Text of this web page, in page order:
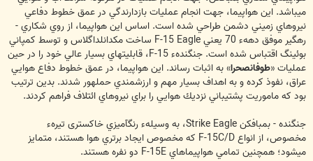
مي‎باشد. اين هواپيما، جهت انجام عمليات بازدارندگي در عمق خطوط دفاعي
نيروهاي زميني دشمن طراحي شده است. اساس اين هواپيما، از روي شكاري -
رهگير موفق دههء 70 يعني F-15 Eagle ساخت مك‏دانل‏داگلاس و توسط كمپاني
بوئينگ اقتباس شده است. جنگندهء F-15، قابليتهاي بسيار عالي خود را در حين
عمليات «طوفان‏صحرا» به اثبات رساند. اين هواپيما، در عمق خطوط دفاع هوايي
عراق،‌ نفوذ كرده و به اهداف بسيار مهم و ارزشمندي حمله‏ور شدند. بدين ترتيب
بود كه ماموريت پشتيباني نزديك هوايي را براي نيروهاي ائتلاف فراهم كردند.
جنگنده - بمب‏افکن Strike Eagle، به وسيلهء رنگ‏آميزي خاکستری تیرهء
مخصوص، از انواع F-15C/D كه مخصوص ايجاد برتري هوا هستند، متمايز
مي‎شود؛ همچنين تمامي هواپيماهاي F-15E دو نفره هستند.